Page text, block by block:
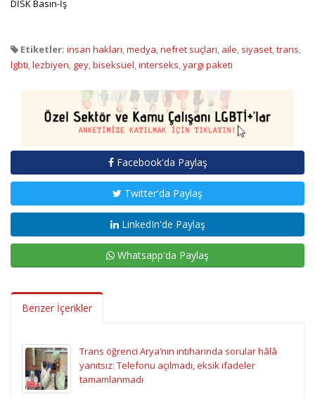
DİSK Basın-İş
Etiketler: insan hakları,medya,nefret suçları, aile, siyaset,trans,
lgbti,lezbiyen, gey,biseksüel,interseks,yargı paketi
Facebook'da Paylaş
Twitter'da Paylaş
LinkedIn'de Paylaş
Whatsapp'da Paylaş
Benzer İçerikler
Trans öğrenci Arya’nın intiharında sorular hâlâ
yanıtsız: Telefonu açılmadı, eksik ifadeler
tamamlanmadı